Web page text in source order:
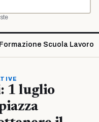
Formazione Scuola Lavoro
1 luglio